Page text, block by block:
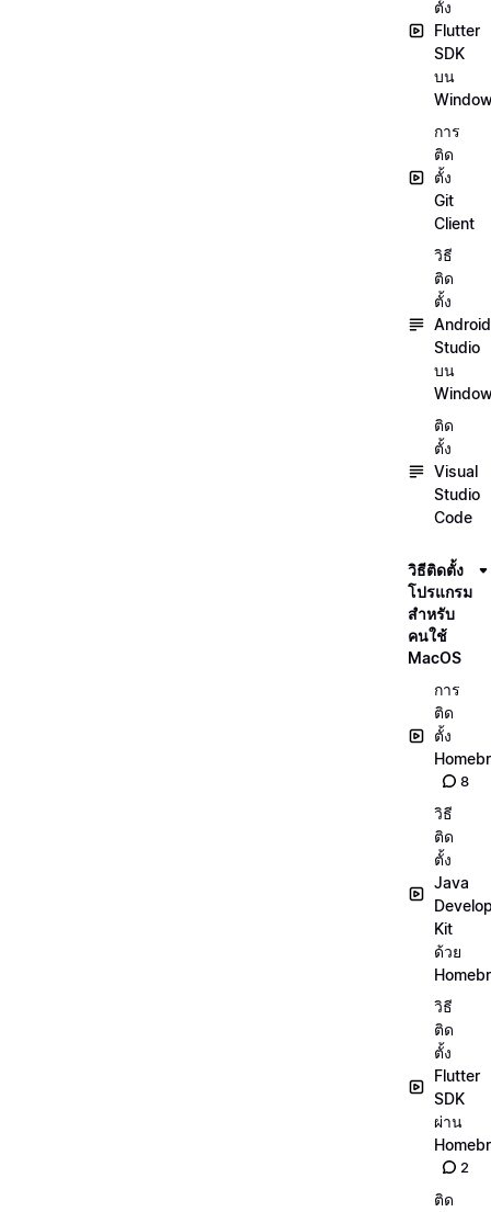
ตั้ง
Flutter
SDK
บน
การ
ติด
ตั้ง
Git
Client
วิธี
ติด
ตั้ง
Android
Studio
บน
ติด
ตั้ง
Visual
Studio
Code
วิธีติดตั้ง
โปรแกรม
สำหรับ
คนใช้
MacOS
การ
ติด
ตั้ง
8
วิธี
ติด
ตั้ง
Java
Kit
ด้วย
วิธี
ติด
ตั้ง
Flutter
SDK
ผ่าน
2
ติด